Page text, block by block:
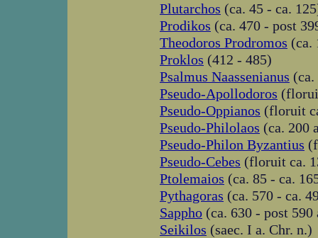
Plutarchos (ca. 45 - ca.
Prodikos (ca. 470 - post
Theodoros Prodromos (ca.
Proklos (412 - 485)
Psalmus Naassenianus
Pseudo-Apollodoros
Pseudo-Oppianos (floruit
Pseudo-Philolaos (ca. 200
Pseudo-Philon Byzantius
Pseudo-Cebes (floruit ca.
Ptolemaios (ca. 85 - ca.
Pythagoras (ca. 570 - ca.
Sappho (ca. 630 - post 590
Seikilos (saec. I a. Chr. n.)